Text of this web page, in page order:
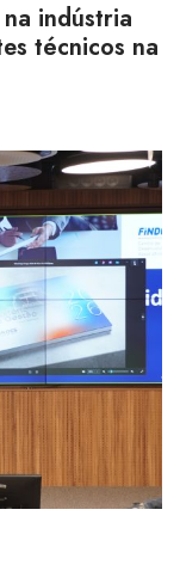
indústria
técnicos na